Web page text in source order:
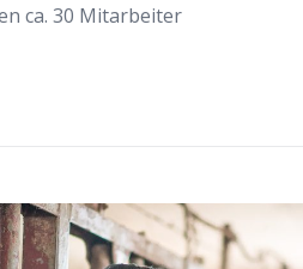
ca. 30 Mitarbeiter